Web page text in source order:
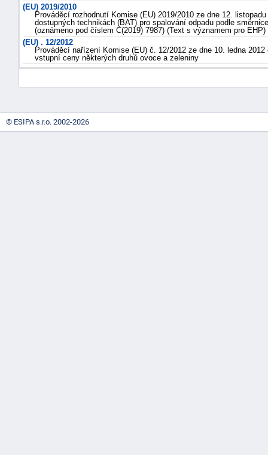
(EU) 2019/2010
Prováděcí rozhodnutí Komise (EU) 2019/2010 ze dne 12.
dostupných technikách (BAT) pro spalování odpadu podle
(oznámeno pod číslem C(2019) 7987) (Text s významem pro EHP)
(EU) . 12/2012
Prováděcí nařízení Komise (EU) č. 12/2012 ze dne 10. ledna
vstupní ceny některých druhů ovoce a zeleniny
© ESIPA s.r.o. 2002-2026